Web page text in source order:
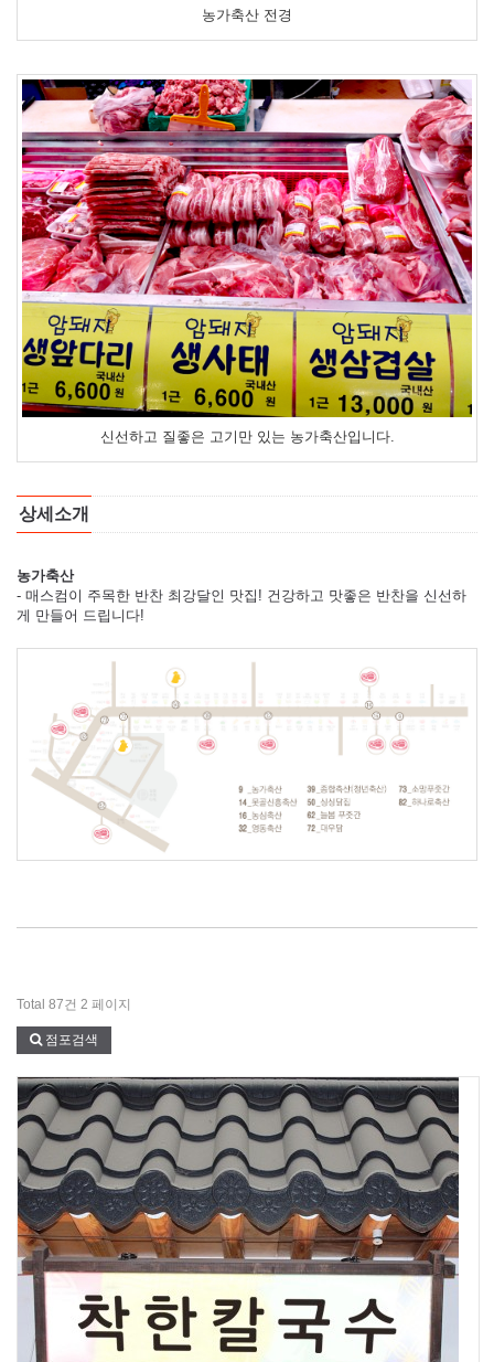
농가축산 전경
신선하고 질좋은 고기만 있는 농가축산입니다.
상세소개
농가축산
- 매스컴이 주목한 반찬 최강달인 맛집! 건강하고 맛좋은 반찬을 신선하
게 만들어 드립니다!
Total 87건 2 페이지
점포검색